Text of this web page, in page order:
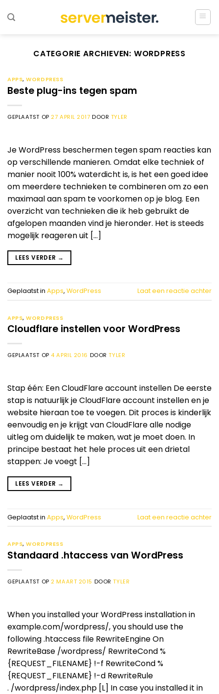
naar
CATEGORIE ARCHIEVEN: WORDPRESS
APPS,WORDPRESS
Beste plug-ins tegen spam
GEPLAATST OP 27 APRIL 2017 DOOR TYLER
Je WordPress beschermen tegen spam reacties kan
op verschillende manieren. Omdat elke techniek of
manier nooit 100% waterdicht is, is het een goed idee
om meerdere technieken te combineren om zo een
maximaal aan spam te voorkomen op je blog. Een
overzicht van technieken die ik heb gebruikt de
afgelopen maanden vind je hieronder. Het is steeds
mogelijk reageren uit […]
LEES VERDER →
Geplaatst in Apps, WordPress Laat een reactie achter
APPS,WORDPRESS
Cloudflare instellen voor WordPress
GEPLAATST OP 4 APRIL 2016 DOORTYLER
Stap één: Een CloudFlare account instellen De eerste
stap is natuurlijk je CloudFlare account instellen en je
website hieraan toe te voegen. Dit proces is kinderlijk
eenvoudig en je krijgt van CloudFlare alle nodige
uitleg om duidelijk te maken, wat je moet doen. In
principe bestaat het hele proces uit een drietal
stappen: Je voegt […]
LEES VERDER →
Geplaatst in Apps, WordPress Laat een reactie achter
APPS,WORDPRESS
Standaard .htaccess van WordPress
GEPLAATST OP 2 MAART 2015 DOORTYLER
When you installed your WordPress installation in
example.com/wordpress/, you should use the
following .htaccess file RewriteEngine On
RewriteBase /wordpress/ RewriteCond %
{REQUEST_FILENAME} !-f RewriteCond %
{REQUEST_FILENAME} !-d RewriteRule
. /wordpress/index.php [L] In case you installed it in